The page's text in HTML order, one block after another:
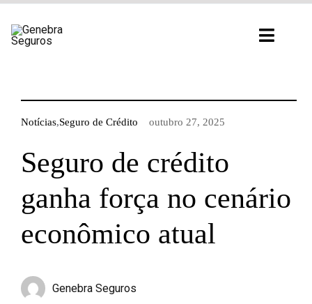
para
Notícias,Seguro de Crédito outubro 27, 2025
Seguro de crédito
ganha força no cenário
econômico atual
Genebra Seguros